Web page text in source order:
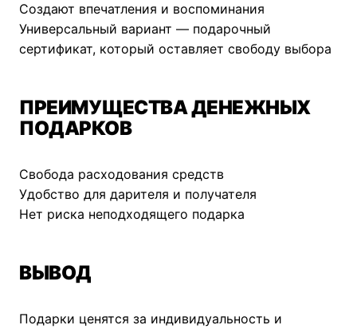
Создают впечатления и воспоминания
Универсальный вариант — подарочный
сертификат, который оставляет свободу выбора
ПРЕИМУЩЕСТВА ДЕНЕЖНЫХ
ПОДАРКОВ
Свобода расходования средств
Удобство для дарителя и получателя
Нет риска неподходящего подарка
ВЫВОД
Подарки ценятся за индивидуальность и